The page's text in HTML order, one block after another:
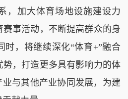
，加大体育场地设施建设力
事活动，不断提高群众的身
时，将继续深化“体育+”融合
，打造更多具有影响力的体
与其他产业协同发展，为建